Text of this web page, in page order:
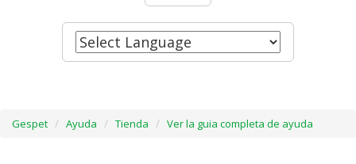
Gespet Ayuda Tienda Ver la guia completa de ayuda